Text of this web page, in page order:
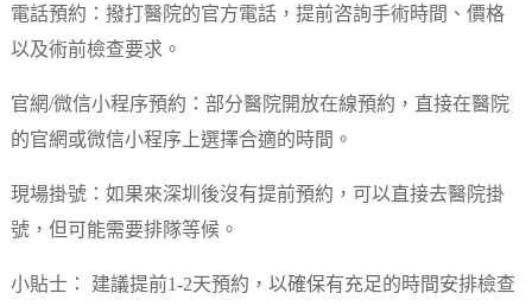
電話預約：撥打醫院的官方電話，提前咨詢手術時間、價格
以及術前檢查要求。
官網/微信小程序預約：部分醫院開放在線預約，直接在醫院
的官網或微信小程序上選擇合適的時間。
現場掛號：如果來深圳後沒有提前預約，可以直接去醫院掛
號，但可能需要排隊等候。
小貼士： 建議提前1-2天預約，以確保有充足的時間安排檢查